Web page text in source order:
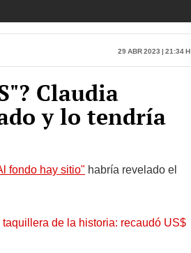
29 Abr 2023 | 21:34 h
Claudia
y lo tendría
fondo hay sitio" habría revelado el
de la historia: recaudó US$